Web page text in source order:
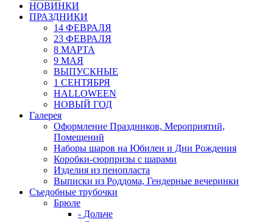
НОВИНКИ
ПРАЗДНИКИ
14 ФЕВРАЛЯ
23 ФЕВРАЛЯ
8 МАРТА
9 МАЯ
ВЫПУСКНЫЕ
1 СЕНТЯБРЯ
HALLOWEEN
НОВЫЙ ГОД
Галерея
Оформление Праздников, Мероприятий,
Помещений
Наборы шаров на Юбилеи и Дни Рождения
Коробки-сюрпризы с шарами
Изделия из пенопласта
Выписки из Роддома, Гендерные вечеринки
Съедобные трубочки
Брюле
- Дольче